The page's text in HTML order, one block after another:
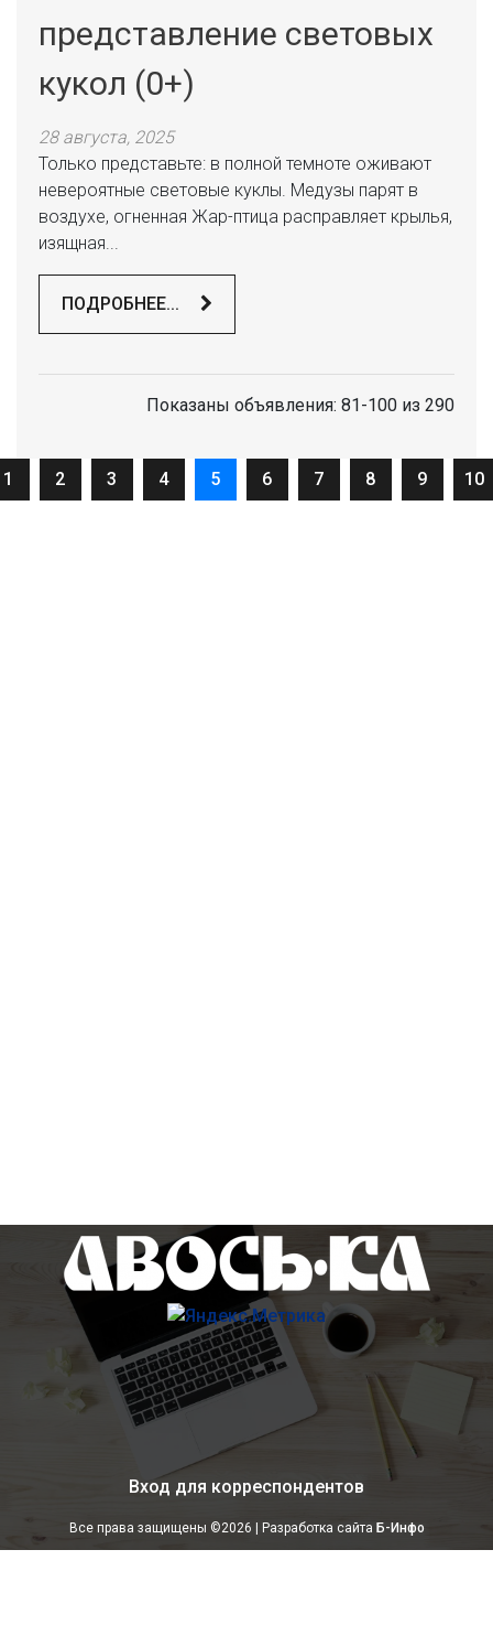
представление световых
кукол (0+)
28 августа, 2025
Только представьте: в полной темноте оживают
невероятные световые куклы. Медузы парят в
воздухе, огненная Жар-птица расправляет крылья,
изящная...
ПОДРОБНЕЕ...
Показаны объявления: 81-100 из 290
1 2 3 4 5 6 7 8 9 10
Вход для корреспондентов
Все права защищены ©2026 | Разработка сайта Б-Инфо